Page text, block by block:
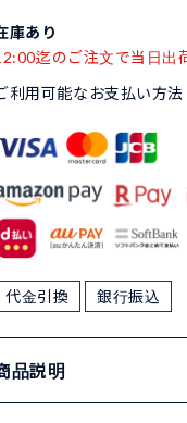
庫あり
迄のご注文で当日出
利用可能なお支払い方法
代金引換 銀行振込
品説明